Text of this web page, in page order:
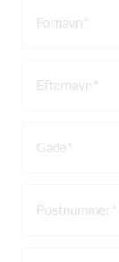
Fornavn
Efternavn
Gade
Postnummer